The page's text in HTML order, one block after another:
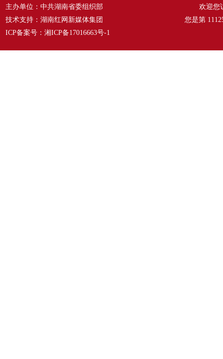
主办单位：中共湖南省委组织部
技术支持：湖南红网新媒体集团
ICP备案号： 湘ICP备17016663号-1
欢迎您
您是第